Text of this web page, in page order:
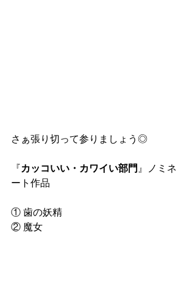
さぁ張り切って参りましょう◎
『カッコいい・カワイい部門 』ノミネ
ート作品
① 歯の妖精
② 魔女